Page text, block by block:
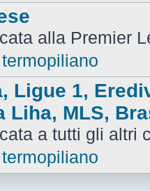
alla Premier
termopiliano
Ligue 1,
Liha, MLS,
a tutti gli altri
termopiliano